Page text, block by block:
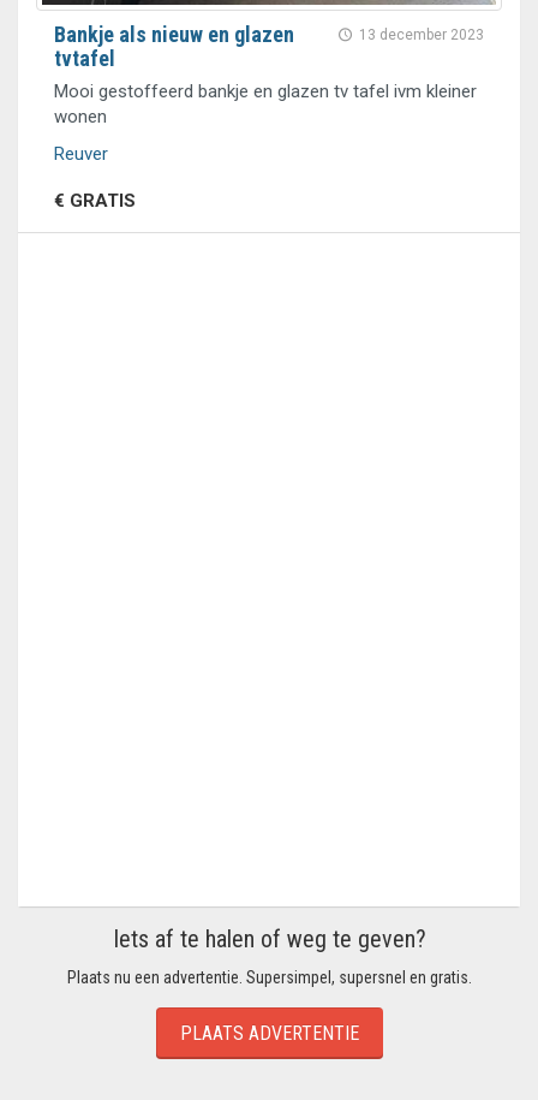
13 december 2023
Bankje als nieuw en glazen
tvtafel
Mooi gestoffeerd bankje en glazen tv tafel ivm kleiner
wonen
Reuver
€ GRATIS
Iets af te halen of weg te geven?
Plaats nu een advertentie. Supersimpel, supersnel en gratis.
PLAATS ADVERTENTIE